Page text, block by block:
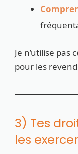
Je n’utilise pas
pour les
3) Tes
les